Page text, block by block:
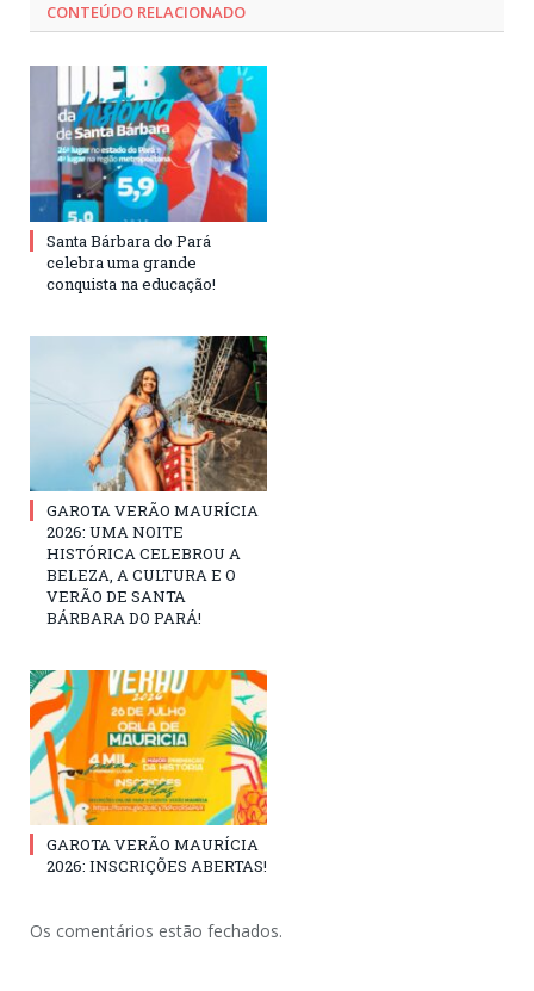
CONTEÚDO RELACIONADO
Santa Bárbara do Pará
celebra uma grande
conquista na educação!
GAROTA VERÃO MAURÍCIA
2026: UMA NOITE
HISTÓRICA CELEBROU A
BELEZA, A CULTURA E O
VERÃO DE SANTA
BÁRBARA DO PARÁ!
GAROTA VERÃO MAURÍCIA
2026: INSCRIÇÕES ABERTAS!
Os comentários estão fechados.